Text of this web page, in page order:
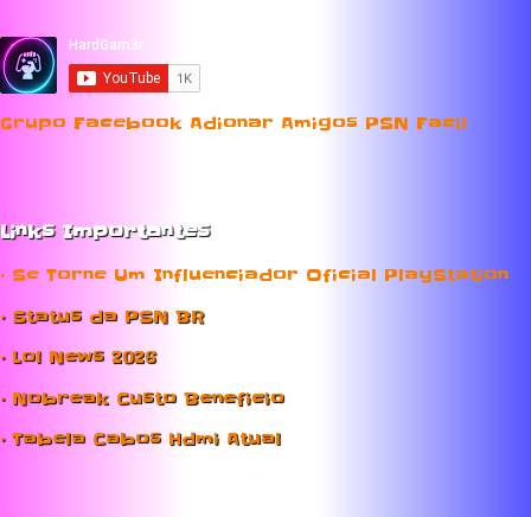
Grupo Facebook Adionar Amigos PSN Facil
Links Importantes
• Se Torne Um Influenciador Oficial PlayStation
• Status da PSN BR
• Lol News 2026
• Nobreak Custo Beneficio
• Tabela Cabos Hdmi Atual